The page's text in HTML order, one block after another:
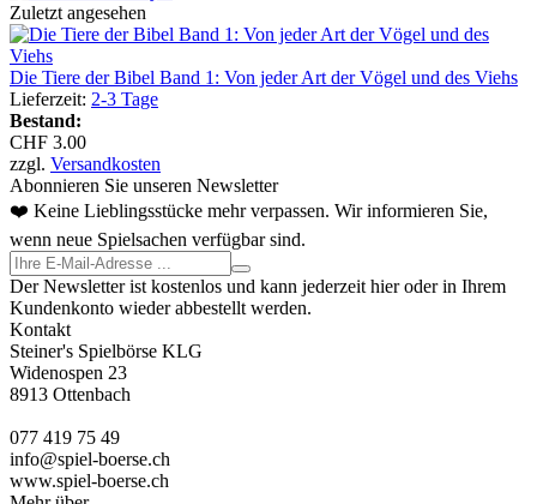
Zuletzt angesehen
Die Tiere der Bibel Band 1: Von jeder Art der Vögel und des Viehs
Lieferzeit: 2-3 Tage
Bestand:
CHF 3.00
zzgl. Versandkosten
Abonnieren Sie unseren Newsletter
❤️ Keine Lieblingsstücke mehr verpassen. Wir informieren Sie,
wenn neue Spielsachen verfügbar sind.
Der Newsletter ist kostenlos und kann jederzeit hier oder in Ihrem
Kundenkonto wieder abbestellt werden.
Kontakt
Steiner's Spielbörse KLG
Widenospen 23
8913 Ottenbach
077 419 75 49
info@spiel-boerse.ch
www.spiel-boerse.ch